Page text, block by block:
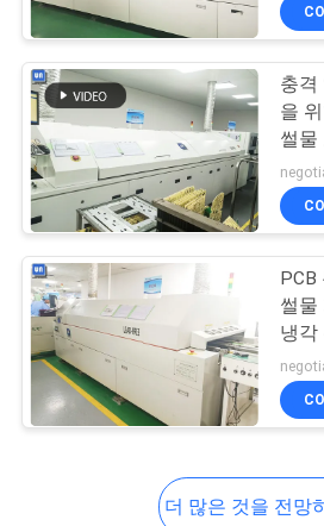
이
트
맵
PRIVACY
POLICY
PCB 컨베이
SMT 생산 라
충격
을
썰물
PCB
썰물
냉각
더 많은 것을 전망